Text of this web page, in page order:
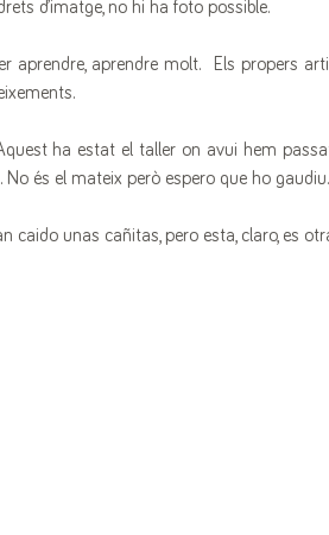
d’imatge, no hi ha foto possible.
aprendre, aprendre molt.  Els propers
ha estat el taller on avui hem
No és el mateix però espero que ho gaudiu.
caido unas cañitas, pero esta, claro, es